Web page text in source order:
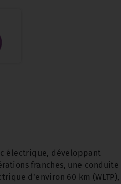
électrique, développant
franches, une conduite
d’environ 60 km (WLTP),